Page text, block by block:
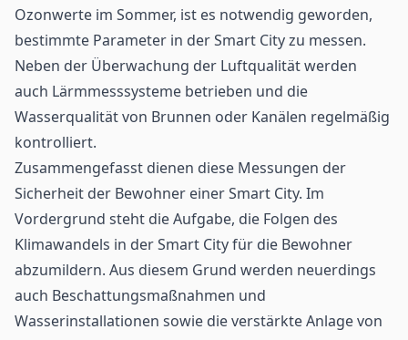
Ozonwerte im Sommer, ist es notwendig geworden,
bestimmte Parameter in der Smart City zu messen.
Neben der Überwachung der Luftqualität werden
auch Lärmmesssysteme betrieben und die
Wasserqualität von Brunnen oder Kanälen regelmäßig
kontrolliert.
Zusammengefasst dienen diese Messungen der
Sicherheit der Bewohner einer Smart City. Im
Vordergrund steht die Aufgabe, die Folgen des
Klimawandels in der Smart City für die Bewohner
abzumildern. Aus diesem Grund werden neuerdings
auch Beschattungsmaßnahmen und
Wasserinstallationen sowie die verstärkte Anlage von